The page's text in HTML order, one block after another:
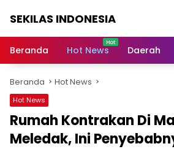
SEKILAS INDONESIA
Terkini,
Latest
World,
Headlines,
News
Today
Beranda Hot News Daerah
Beranda Hot News
Hot News
Rumah Kontrakan Di
Meledak, Ini